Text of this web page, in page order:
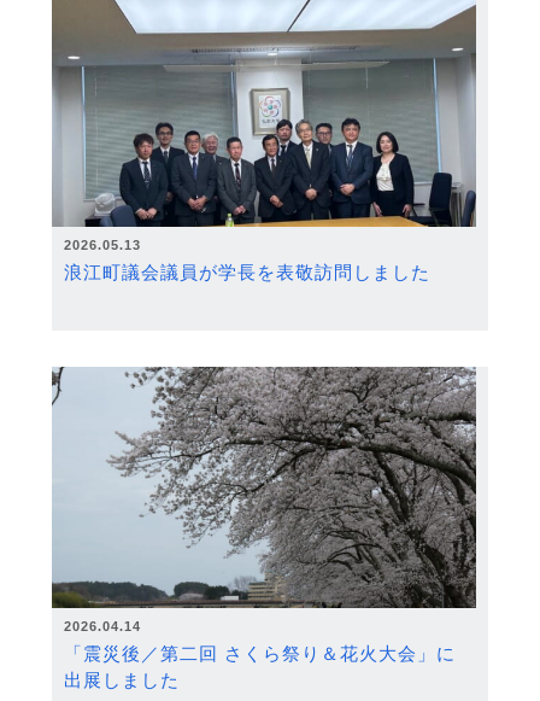
2026.05.13
浪江町議会議員が学長を表敬訪問しました
2026.04.14
「震災後／第二回 さくら祭り＆花火大会」に
出展しました